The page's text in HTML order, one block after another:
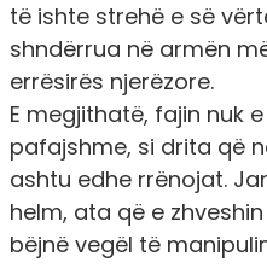
të ishte strehë e së
shndërrua në armën
errësirës njerëzore.
E megjithatë, fajin nuk
pafajshme, si drita që
ashtu edhe rrënojat.
helm, ata që e
bëjnë vegël të